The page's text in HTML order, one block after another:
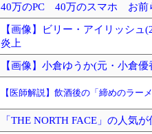
40万のPC 40万のスマホ お前
【画像】ビリー・アイリッシ
炎上
【画像】小倉ゆうか(元・小倉
【医師解説】飲酒後の「締めのラー
「THE NORTH FACE」の人気が